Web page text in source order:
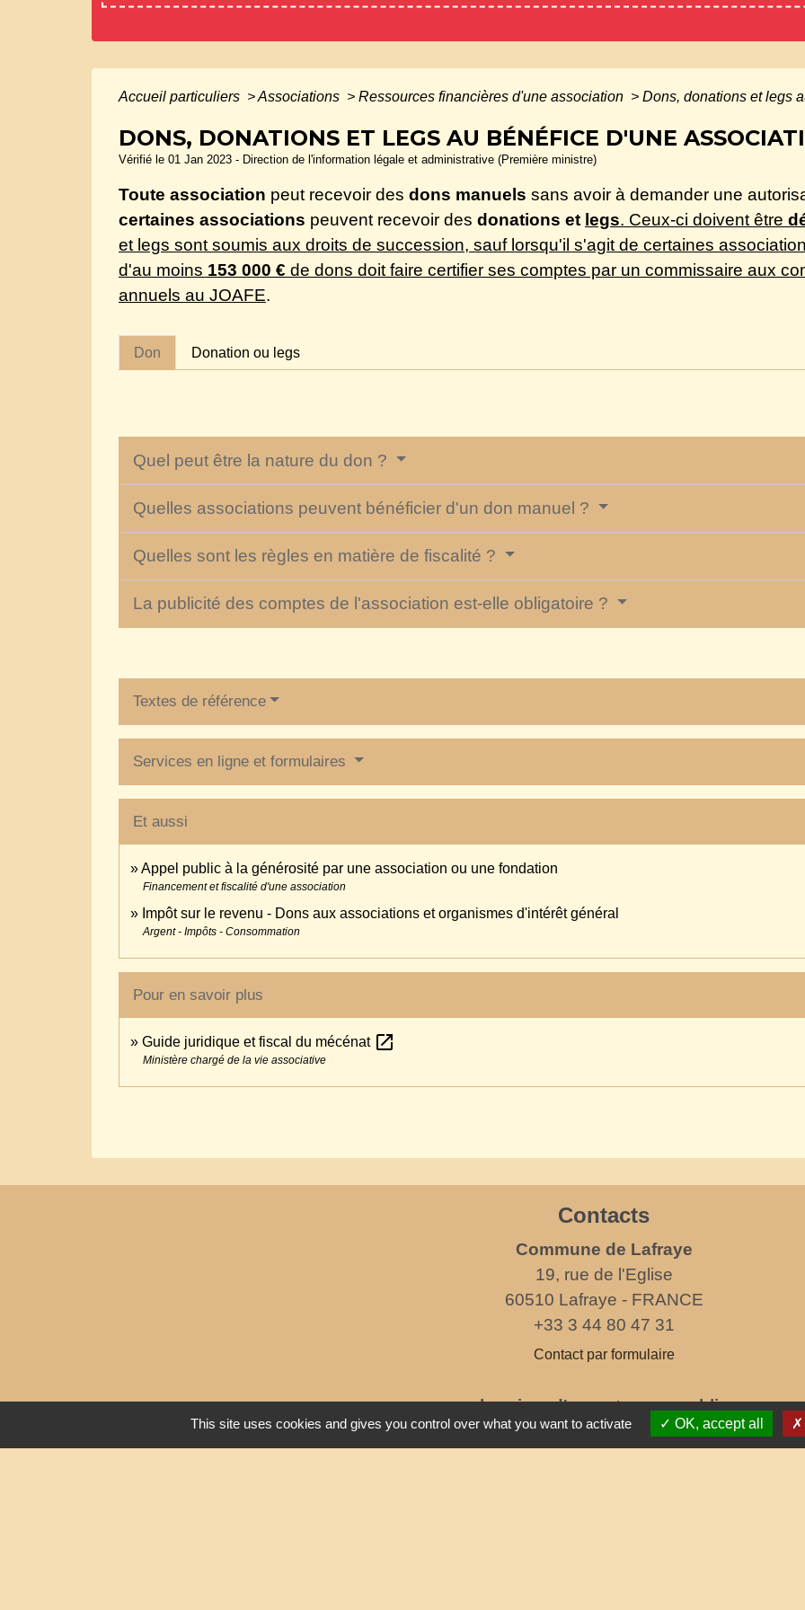
Accueil particuliers >Associations > Ressources financières d'une association > Dons, donations et legs
DONS, DONATIONS ET LEGS AU BÉNÉFICE D'UNE
Vérifié le 01 Jan 2023 - Direction de l'information légale et administrative (Première ministre)
Toute association peut recevoir des dons manuels sans avoir à demander une
certaines associations peuvent recevoir des donations et legs. Ceux-ci doivent être
et legs sont soumis aux droits de succession, sauf lorsqu'il s'agit de certaines
d'au moins 153 000 € de dons doit faire certifier ses comptes par un commissaire aux
annuels au JOAFE.
Don Donation ou legs
Quel peut être la nature du don ?
Quelles associations peuvent bénéficier d'un don manuel ?
Quelles sont les règles en matière de fiscalité ?
La publicité des comptes de l'association est-elle obligatoire ?
Textes de référence
Services en ligne et formulaires
Et aussi
Appel public à la générosité par une association ou une fondation
Financement et fiscalité d'une association
Impôt sur le revenu - Dons aux associations et organismes d'intérêt général
Argent - Impôts - Consommation
Pour en savoir plus
Guide juridique et fiscal du mécénat open_in_new
Ministère chargé de la vie associative
Contacts
Commune de Lafraye
19, rue de l'Eglise
60510 Lafraye - FRANCE
+33 3 44 80 47 31
Contact par formulaire
horaires d'ouverture au public
le mercredi de 17h à 19h
This site uses cookies and gives you control over what you want to activate OK, accept all